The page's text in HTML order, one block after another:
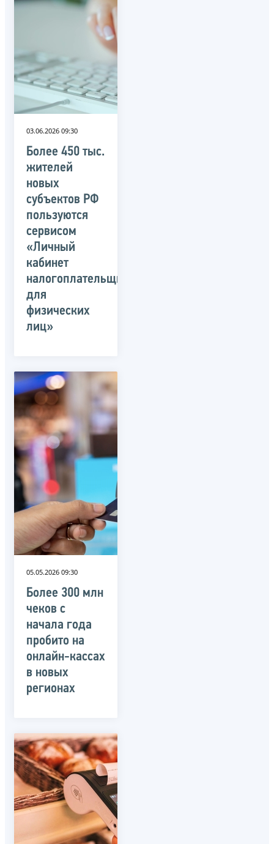
03.06.2026 09:30
Более 450 тыс.
жителей
новых
субъектов РФ
пользуются
сервисом
«Личный
кабинет
налогоплательщика
для
физических
лиц»
05.05.2026 09:30
Более 300 млн
чеков с
начала года
пробито на
онлайн-кассах
в новых
регионах